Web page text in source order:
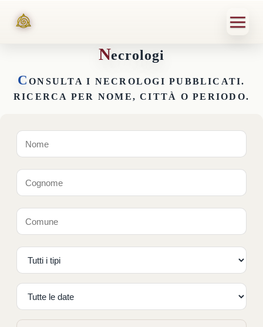
Necrologi
C ONSULTA I NECROLOGI PUBBLICATI.
RICERCA PER NOME, CITTÀ O PERIODO.